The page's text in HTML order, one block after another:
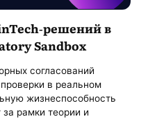
решений в
Sandbox
согласований
в реальном
жизнеспособность
за рамки теории и